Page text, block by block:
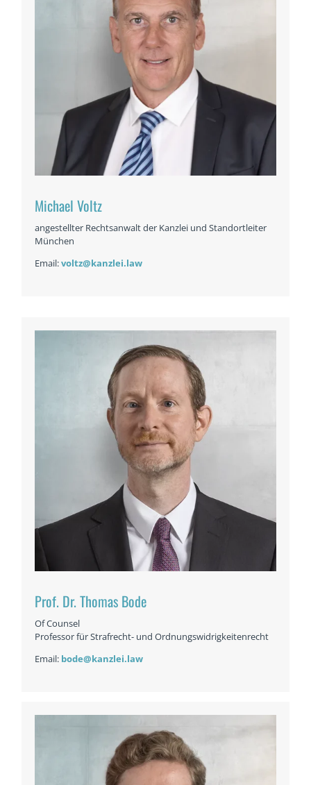
Michael Voltz
angestellter Rechtsanwalt der Kanzlei und Standortleiter
München
Email:voltz@kanzlei.law
Prof. Dr. Thomas Bode
Of Counsel
Professor für Strafrecht- und Ordnungswidrigkeitenrecht
Email: bode@kanzlei.law